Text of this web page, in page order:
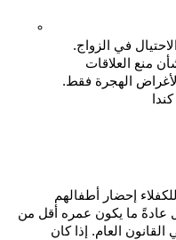
  كوني حذرة من الاحتيال في الزواج.
سلطات الهجرة الكندية يقظة بشأن منع العلاقات
الاحتيالية التي يتم الدخول فيها لأغراض الهجرة فقط.
  يمكن للكفلاء إحضار أطفالهم
المعالين إلى كندا. الطفل المعال عادةً ما يكون عمره أقل من
22 عامًا وليس زوجًا أو شريكًا في القانون العام. إذا كان